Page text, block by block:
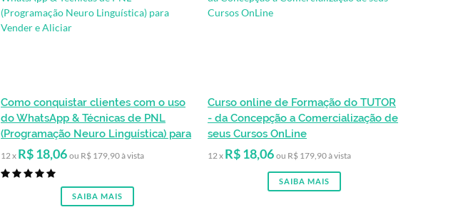
Como conquistar clientes com o uso
do WhatsApp & Técnicas de PNL
(Programação Neuro Linguística) para
Vender e Aliciar
12 x R$ 18,06 ou R$ 179,90 à vista
SAIBA MAIS
Curso online de Formação do TUTOR
- da Concepção a Comercialização de
seus Cursos OnLine
12 x R$ 18,06 ou R$ 179,90 à vista
SAIBA MAIS